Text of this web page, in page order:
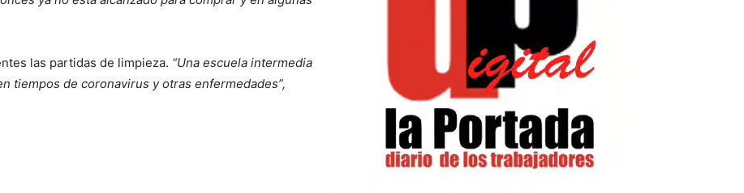
las partidas de limpieza. “Una escuela intermedia
tiempos de coronavirus y otras enfermedades”,